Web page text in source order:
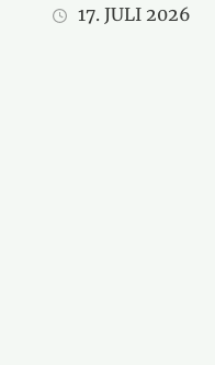
17. JULI 2026